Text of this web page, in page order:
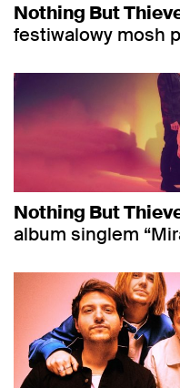
Nothing But
festiwalowy mosh
Nothing But
album singlem